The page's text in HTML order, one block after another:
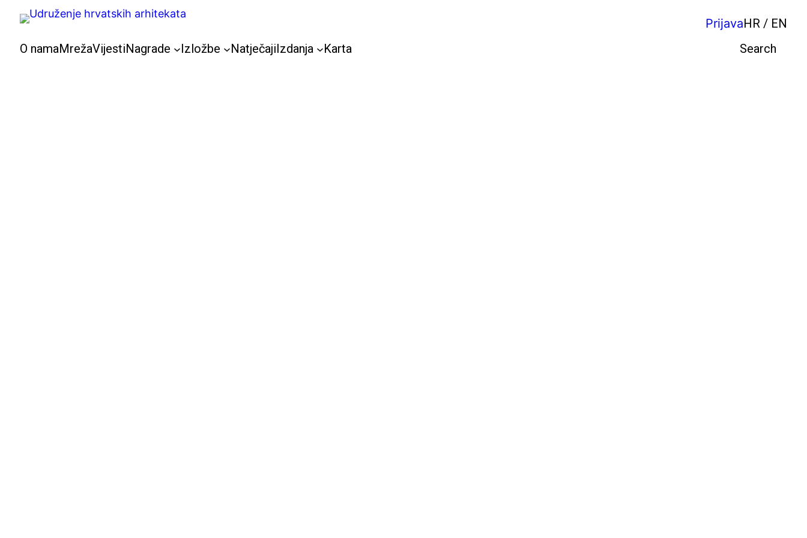
Skoči
sadržaja
PrijavaHR / EN
O namaMrežaVijestiNagrade Izložbe NatječajiIzdanja Karta